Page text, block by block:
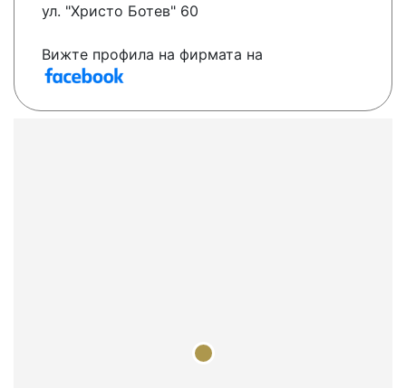
ул. "Христо Ботев" 60
Вижте профила на фирмата на